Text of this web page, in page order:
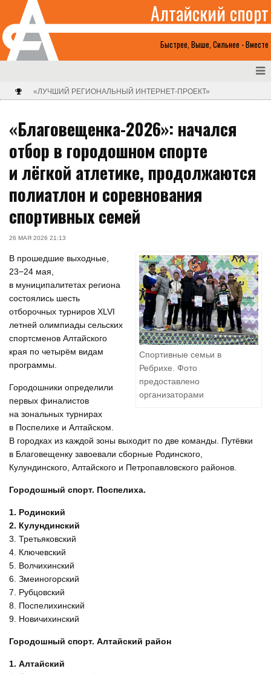
Быстрее, Выше, Сильнее - Вместе
Алтайский спорт
«ЛУЧШИЙ РЕГИОНАЛЬНЫЙ ИНТЕРНЕТ-ПРОЕКТ»
«Благовещенка-2026»: начался
отбор в городошном спорте
и лёгкой атлетике, продолжаются
полиатлон и соревнования
спортивных семей
26 МАЯ 2026 21:13
Спортивные семьи в
Ребрихе. Фото
предоставлено
организаторами
В прошедшие выходные,
23−24 мая,
в муниципалитетах региона
состоялись шесть
отборочных турниров XLVI
летней олимпиады сельских
спортсменов Алтайского
края по четырём видам
программы.
Городошники определили
первых финалистов
на зональных турнирах
в Поспелихе и Алтайском.
В городках из каждой зоны выходит по две команды. Путёвки
в Благовещенку завоевали сборные Родинского,
Кулундинского, Алтайского и Петропавловского районов.
Городошный спорт. Поспелиха.
1. Родинский
2. Кулундинский
3. Третьяковский
4. Ключевский
5. Волчихинский
6. Змеиногорский
7. Рубцовский
8. Поспелихинский
9. Новичихинский
Городошный спорт. Алтайский район
1. Алтайский